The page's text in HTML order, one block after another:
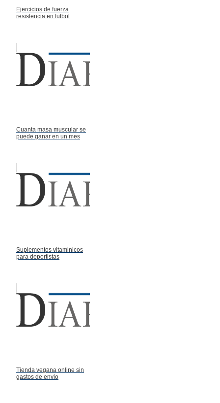
Ejercicios de fuerza
resistencia en futbol
Cuanta masa muscular se
puede ganar en un mes
Suplementos vitaminicos
para deportistas
Tienda vegana online sin
gastos de envio